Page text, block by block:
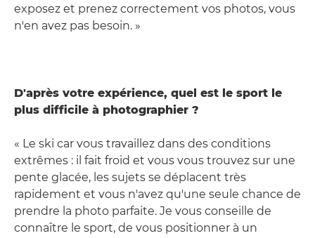
exposez et prenez correctement vos photos, vous
n'en avez pas besoin. »
D'après votre expérience, quel est le sport le
plus difficile à photographier ?
« Le ski car vous travaillez dans des conditions
extrêmes : il fait froid et vous vous trouvez sur une
pente glacée, les sujets se déplacent très
rapidement et vous n'avez qu'une seule chance de
prendre la photo parfaite. Je vous conseille de
connaître le sport, de vous positionner à un